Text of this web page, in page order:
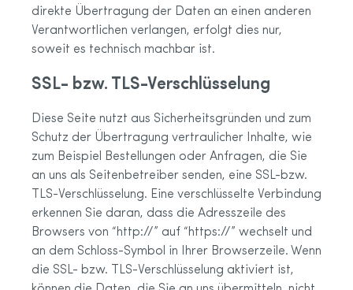
direkte Übertragung der Daten an einen anderen
Verantwortlichen verlangen, erfolgt dies nur,
soweit es technisch machbar ist.
SSL- bzw. TLS-Verschlüsselung
Diese Seite nutzt aus Sicherheitsgründen und zum
Schutz der Übertragung vertraulicher Inhalte, wie
zum Beispiel Bestellungen oder Anfragen, die Sie
an uns als Seitenbetreiber senden, eine SSL-bzw.
TLS-Verschlüsselung. Eine verschlüsselte Verbindung
erkennen Sie daran, dass die Adresszeile des
Browsers von “http://” auf “https://” wechselt und
an dem Schloss-Symbol in Ihrer Browserzeile. Wenn
die SSL- bzw. TLS-Verschlüsselung aktiviert ist,